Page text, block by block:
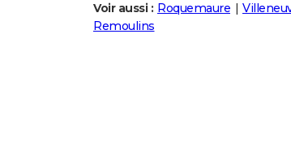
Voir aussi : Roquemaure
Remoulins